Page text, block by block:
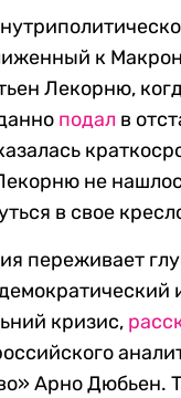
к
Лекорню,
подал в
не
в свое
переживает
кризис,
Арно Дюбьен.